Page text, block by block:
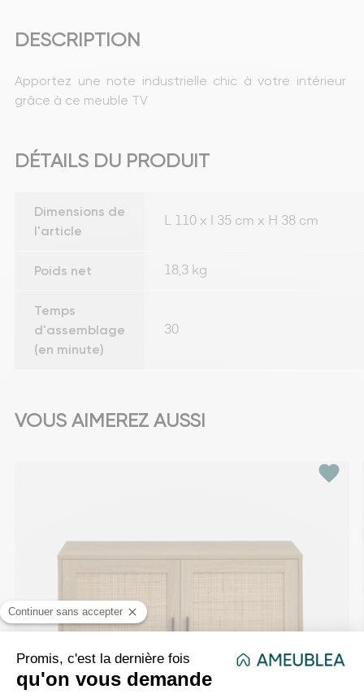
DESCRIPTION
Apportez une note industrielle chic à votre intérieur
grâce à ce meuble TV
DÉTAILS DU PRODUIT
Dimensions de
l'article
L 110 x l 35 cm x H 38 cm
Poids net 18,3 kg
Temps
d'assemblage
(en minute)
30
VOUS AIMEREZ AUSSI
favorite